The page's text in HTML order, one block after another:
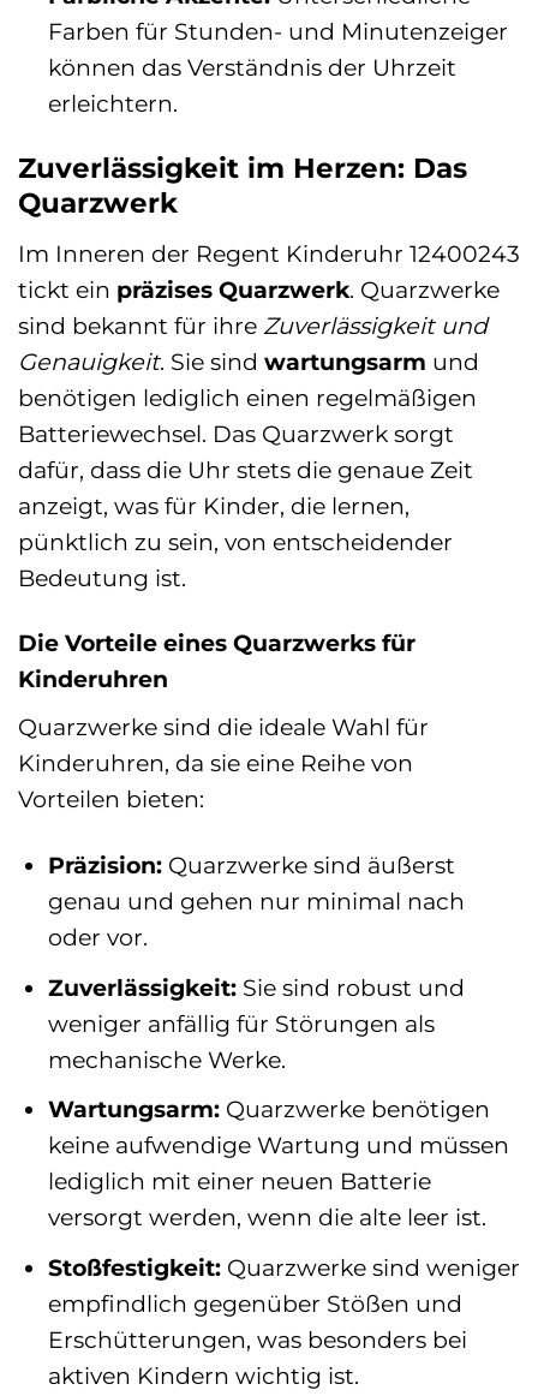
Farben für Stunden- und Minutenzeiger
können das Verständnis der Uhrzeit
erleichtern.
Zuverlässigkeit im Herzen: Das
Quarzwerk
Im Inneren der Regent Kinderuhr 12400243
tickt ein präzises Quarzwerk. Quarzwerke
sind bekannt für ihre Zuverlässigkeit und
Genauigkeit. Sie sind wartungsarm und
benötigen lediglich einen regelmäßigen
Batteriewechsel. Das Quarzwerk sorgt
dafür, dass die Uhr stets die genaue Zeit
anzeigt, was für Kinder, die lernen,
pünktlich zu sein, von entscheidender
Bedeutung ist.
Die Vorteile eines Quarzwerks für
Kinderuhren
Quarzwerke sind die ideale Wahl für
Kinderuhren, da sie eine Reihe von
Vorteilen bieten:
Präzision:Quarzwerke sind äußerst
genau und gehen nur minimal nach
oder vor.
Zuverlässigkeit:Sie sind robust und
weniger anfällig für Störungen als
mechanische Werke.
Wartungsarm:Quarzwerke benötigen
keine aufwendige Wartung und müssen
lediglich mit einer neuen Batterie
versorgt werden, wenn die alte leer ist.
Stoßfestigkeit:Quarzwerke sind weniger
empfindlich gegenüber Stößen und
Erschütterungen, was besonders bei
aktiven Kindern wichtig ist.